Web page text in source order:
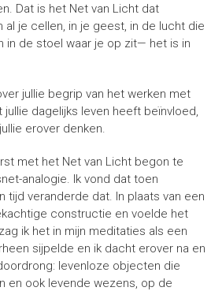
Dat is het Net van Licht dat
al je cellen, in je geest, in de lucht die
in de stoel waar je op zit— het is in
jullie begrip van het werken met
dagelijks leven heeft beïnvloed,
erover denken.
met het Net van Licht begon te
analogie. Ik vond dat toen
tijd veranderde dat. In plaats van een
constructie en voelde het
ik het in mijn meditaties als een
sijpelde en ik dacht erover na en
levenloze objecten die
en ook levende wezens, op de